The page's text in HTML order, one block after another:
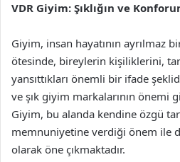
VDR Giyim: Şıklığın ve
Giyim, insan hayatının ayrılmaz
ötesinde, bireylerin kişiliklerini,
yansıttıkları önemli bir ifade
ve şık giyim markalarının önemi
Giyim, bu alanda kendine özgü
memnuniyetine verdiği önem ile
olarak öne çıkmaktadır.